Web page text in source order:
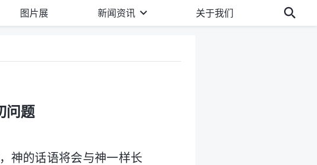
图片展 新闻资讯 关于我们
问题
神的话语将会与神一样长